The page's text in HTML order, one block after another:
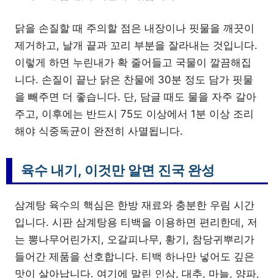
닭을 손질할 때 주의할 점은 내장이나 핏물을 깨끗이
제거하고, 날개 끝과 꼬리 부분을 잘라내는 것입니다.
이렇게 하면 누린내가 확 줄어들고 국물이 깔끔해집
니다. 손질이 끝난 닭은 찬물에 30분 정도 담가 핏물
을 빼주면 더 좋습니다. 단, 담글 때도 물을 자주 갈아
주고, 이후에는 반드시 75도 이상에서 1분 이상 조리
해야 식중독균이 완전히 사멸됩니다.
육수 내기, 이것만 알면 진국 완성
삼계탕 육수의 핵심은 한방 재료와 충분한 우림 시간
입니다. 시판 삼계탕용 티백을 이용하면 편리한데, 저
는 뽕나무어린가지, 오갈피나무, 황기, 참당귀뿌리가
들어간 제품을 선호합니다. 티백 하나만 넣어도 깊은
맛이 살아납니다. 여기에 말린 인삼, 대추, 마늘, 양파,